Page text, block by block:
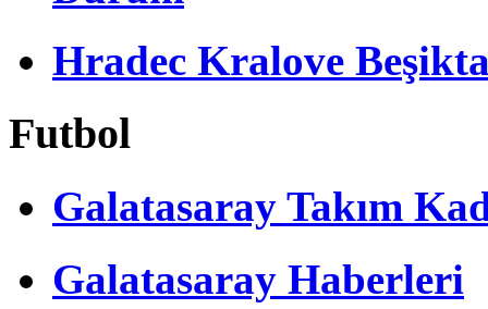
Hradec Kralove
Futbol
Galatasaray Takım
Galatasaray Haberleri